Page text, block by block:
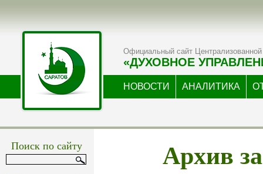
Официальный сайт Централизованной
«ДУХОВНОЕ
НОВОСТИ АНАЛИТИКА
Поиск по сайту Архив